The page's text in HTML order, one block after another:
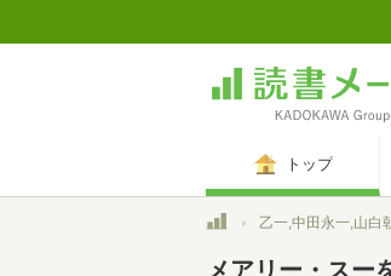
トップ
トップ乙一,中田永一,山白朝子,
メアリー・スー